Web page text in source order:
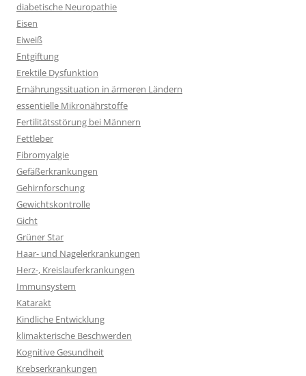
diabetische Neuropathie
Eisen
Eiweiß
Entgiftung
Erektile Dysfunktion
Ernährungssituation in ärmeren Ländern
essentielle Mikronährstoffe
Fertilitätsstörung bei Männern
Fettleber
Fibromyalgie
Gefäßerkrankungen
Gehirnforschung
Gewichtskontrolle
Gicht
Grüner Star
Haar- und Nagelerkrankungen
Herz-, Kreislauferkrankungen
Immunsystem
Katarakt
Kindliche Entwicklung
klimakterische Beschwerden
Kognitive Gesundheit
Krebserkrankungen